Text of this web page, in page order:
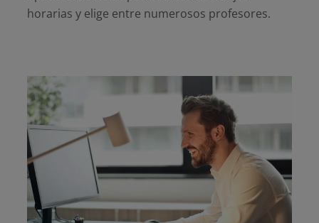
horarias y elige entre numerosos profesores.